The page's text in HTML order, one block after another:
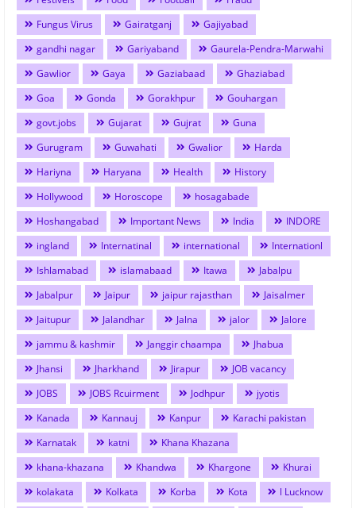
Fungus Virus
Gairatganj
Gajiyabad
gandhi nagar
Gariyaband
Gaurela-Pendra-Marwahi
Gawlior
Gaya Gaziabaad
Ghaziabad
Goa
Gonda Gorakhpur
Gouhargan
govt.jobs
Gujarat Gujrat
Guna
Gurugram
Guwahati Gwalior
Harda
Hariyna
Haryana Health
History
Hollywood
Horoscope
hosagabade
Hoshangabad
Important News India
INDORE
ingland
Internatinal international
Internationl
Ishlamabad
islamabaad Itawa
Jabalpu
Jabalpur
Jaipur jaipur rajasthan
Jaisalmer
Jaitupur
Jalandhar Jalna jalor
Jalore
jammu & kashmir
Janggir chaampa
Jhabua
Jhansi
Jharkhand Jirapur
JOB vacancy
JOBS
JOBS Rcuirment Jodhpur
jyotis
Kanada
Kannauj Kanpur
Karachi pakistan
Karnatak
katni
Khana Khazana
khana-khazana
Khandwa Khargone
Khurai
kolakata
Kolkata Korba Kota
l Lucknow